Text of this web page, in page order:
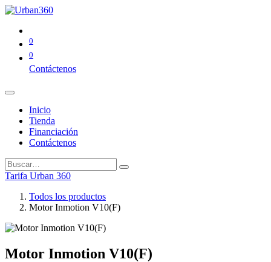
0
0
Contáctenos
Inicio
Tienda
Financiación
Contáctenos
Tarifa Urban 360
Todos los productos
Motor Inmotion V10(F)
Motor Inmotion V10(F)